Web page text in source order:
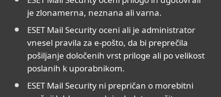
je zlonamerna, neznana ali varna.
ESET Mail Security oceni ali je administrator
vnesel pravila za e-pošto, da bi preprečila
pošiljanje določenih vrst priloge ali po velikost
poslanih k uporabnikom.
ESET Mail Security ni prepričan o morebitni